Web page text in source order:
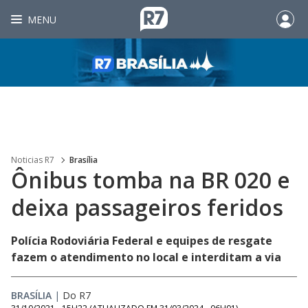
MENU
Noticias R7 Brasília
Ônibus tomba na BR 020 e
deixa passageiros feridos
Polícia Rodoviária Federal e equipes de resgate
fazem o atendimento no local e interditam a via
BRASÍLIA | Do R7